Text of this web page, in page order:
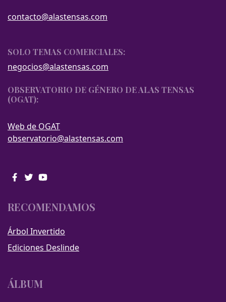
contacto@alastensas.com
SOLO TEMAS COMERCIALES:
negocios@alastensas.com
OBSERVATORIO DE GÉNERO DE ALAS TENSAS
(OGAT):
Web de OGAT
observatorio@alastensas.com
RECOMENDAMOS
Árbol Invertido
Ediciones Deslinde
ÁLBUM